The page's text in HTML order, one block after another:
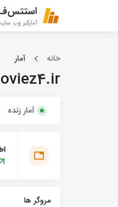
آمارگیر وب
خانه آمار
آمار زنده
مروگر ها